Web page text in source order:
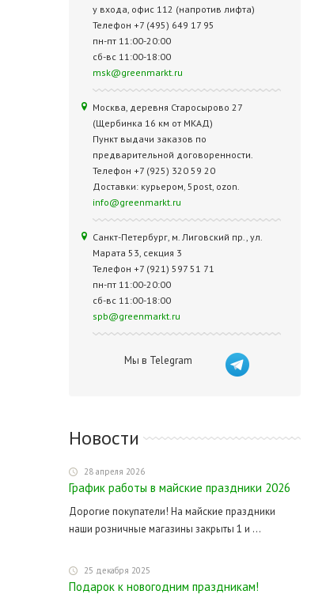
у входа, офис 112 (напротив лифта)
Телефон +7 (495) 649 17 95
пн-пт 11:00-20:00
сб-вс 11:00-18:00
msk@greenmarkt.ru
Москва, деревня Старосырово 27
(Щербинка 16 км от МКАД)
Пункт выдачи заказов по
предварительной договоренности.
Телефон +7 (925) 320 59 20
Доставки: курьером, 5post, ozon.
info@greenmarkt.ru
Санкт-Петербург, м. Лиговский пр., ул.
Марата 53, секция 3
Телефон +7 (921) 597 51 71
пн-пт 11:00-20:00
сб-вс 11:00-18:00
spb@greenmarkt.ru
Мы в Telegram
Новости
28 апреля 2026
График работы в майские праздники 2026
Дорогие покупатели! На майские праздники
наши розничные магазины закрыты 1 и ...
25 декабря 2025
Подарок к новогодним праздникам!